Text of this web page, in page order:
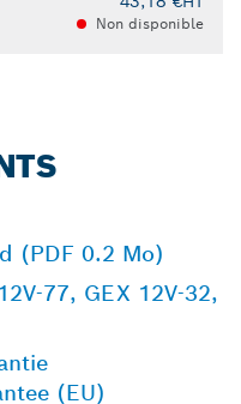
Non disponible
(PDF 0.2 Mo)
77, GEX 12V-32,
(EU)